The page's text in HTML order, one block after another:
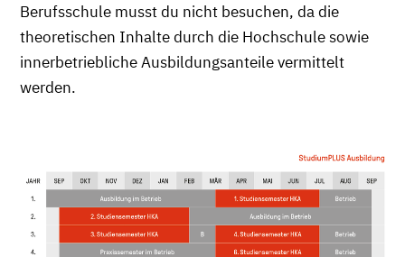
Berufsschule musst du nicht besuchen, da die
theoretischen Inhalte durch die Hochschule sowie
innerbetriebliche Ausbildungsanteile vermittelt
werden.